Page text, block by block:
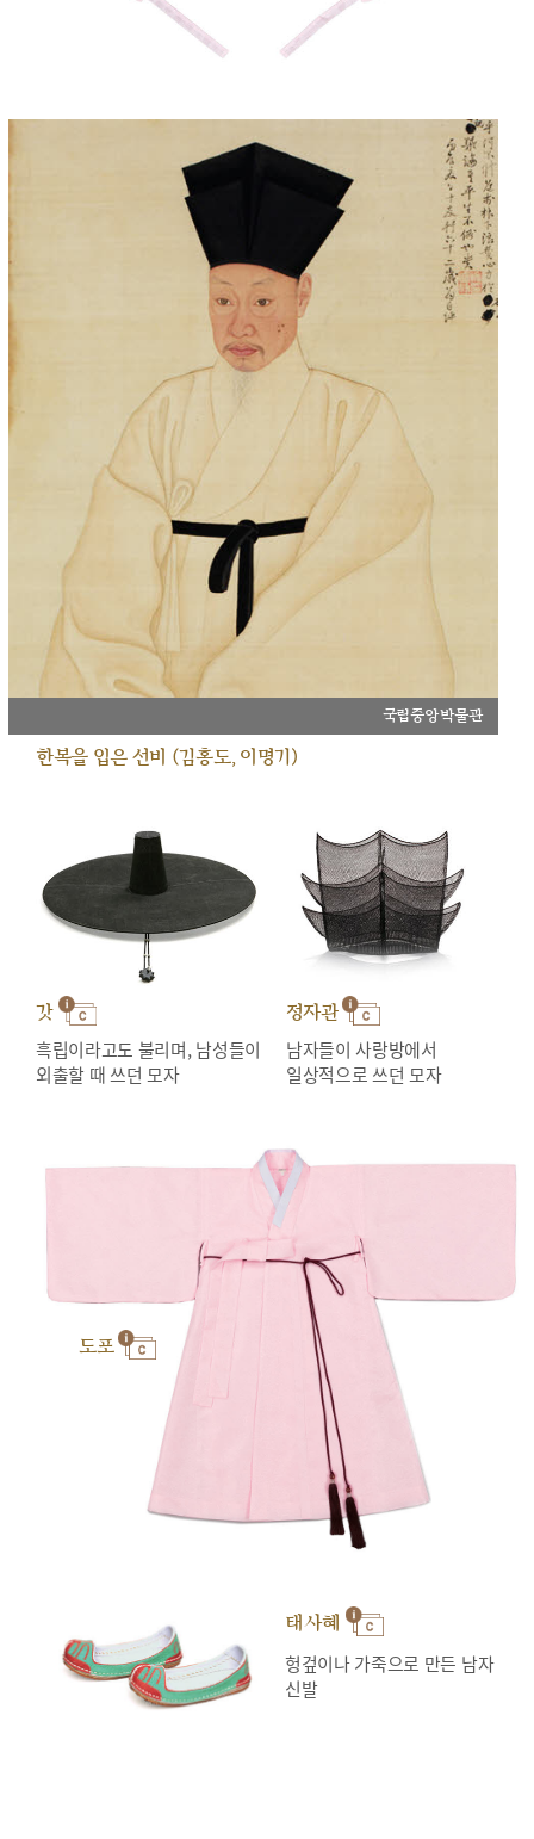
국립중앙박물관
한복을 입은 선비 (김홍도, 이명기)
갓
흑립이라고도 불리며, 남성들이
외출할 때 쓰던 모자
정자관
남자들이 사랑방에서
일상적으로 쓰던 모자
도포
태사혜
헝겊이나 가죽으로 만든 남자
신발